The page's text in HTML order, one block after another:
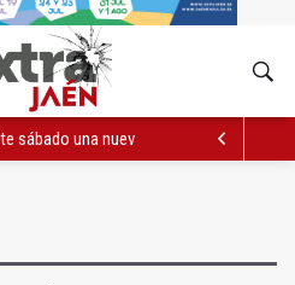
sábado una nueva jornada de Orgullo